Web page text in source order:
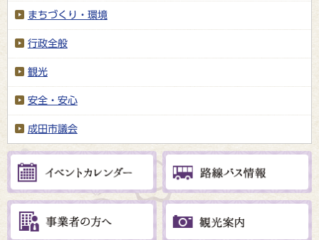
まちづくり・環境
行政全般
観光
安全・安心
成田市議会